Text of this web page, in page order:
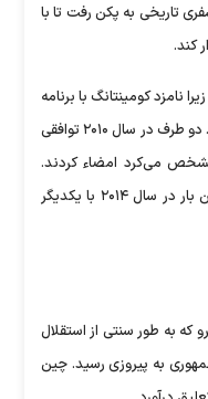
تاریخی به پکن رفت تا با
کند.
سال ۲۰۰۸ گرم‌تر شد زیرا نامزد کومینتانگ با برنامه
بهبود روابط با پکن به ریاست‌جمهوری رسید. دو طرف در سال ۲۰۱۰ توافقی
می‌کرد امضاء کردند.
دولت‌های مستقر در پکن و تایپه برای اولین بار در سال ۲۰۱۴ با یکدیگر
که به طور سنتی از استقلال
به پیروزی رسید. چین